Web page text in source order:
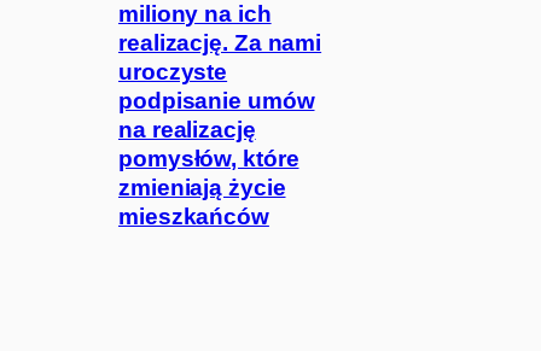
miliony na ich
realizację. Za nami
uroczyste
podpisanie umów
na realizację
pomysłów, które
zmieniają życie
mieszkańców